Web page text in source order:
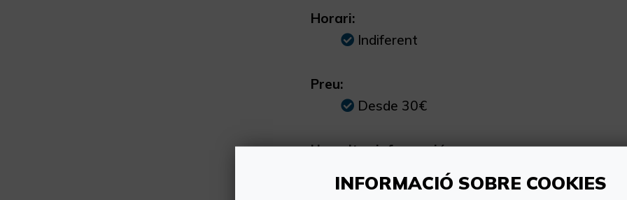
Horari:
Indiferent
Preu:
Desde 30€
Una altra informació:
Disponible a Alacant i València Preus en
INFORMACIÓ SOBRE COOKIES